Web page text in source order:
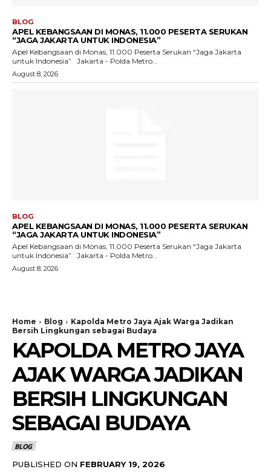
BLOG
APEL KEBANGSAAN DI MONAS, 11.000 PESERTA SERUKAN
“JAGA JAKARTA UNTUK INDONESIA”
Apel Kebangsaan di Monas, 11.000 Peserta Serukan “Jaga Jakarta
untuk Indonesia” Jakarta - Polda Metro...
August 8, 2026
BLOG
APEL KEBANGSAAN DI MONAS, 11.000 PESERTA SERUKAN
“JAGA JAKARTA UNTUK INDONESIA”
Apel Kebangsaan di Monas, 11.000 Peserta Serukan “Jaga Jakarta
untuk Indonesia” Jakarta - Polda Metro...
August 8, 2026